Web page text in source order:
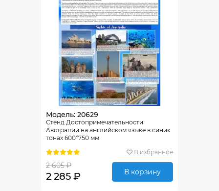
Модель: 20629
Стенд Достопримечательности
Австралии на английском языке в синих
тонах 600*750 мм
В избранное
2 605 ₽
2 285 ₽ В корзину